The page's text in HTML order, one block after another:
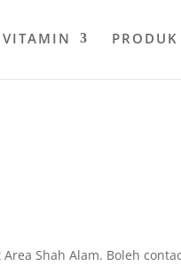
VITAMIN
Shah Alam. Boleh